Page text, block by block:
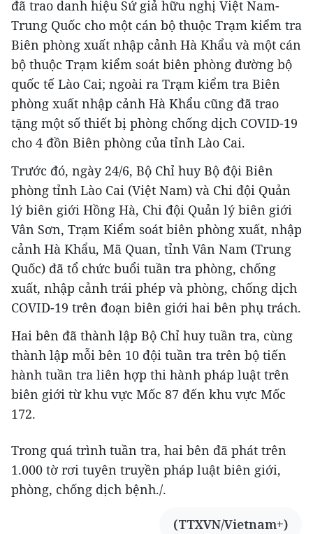
đã trao danh hiệu Sứ giả hữu nghị Việt Nam-
Trung Quốc cho một cán bộ thuộc Trạm kiểm tra
Biên phòng xuất nhập cảnh Hà Khẩu và một cán
bộ thuộc Trạm kiểm soát biên phòng đường bộ
quốc tế Lào Cai; ngoài ra Trạm kiểm tra Biên
phòng xuất nhập cảnh Hà Khẩu cũng đã trao
tặng một số thiết bị phòng chống dịch COVID-19
cho 4 đồn Biên phòng của tỉnh Lào Cai.
Trước đó, ngày 24/6, Bộ Chỉ huy Bộ đội Biên
phòng tỉnh Lào Cai (Việt Nam) và Chi đội Quản
lý biên giới Hồng Hà, Chi đội Quản lý biên giới
Vân Sơn, Trạm Kiểm soát biên phòng xuất, nhập
cảnh Hà Khẩu, Mã Quan, tỉnh Vân Nam (Trung
Quốc) đã tổ chức buổi tuần tra phòng, chống
xuất, nhập cảnh trái phép và phòng, chống dịch
COVID-19 trên đoạn biên giới hai bên phụ trách.
Hai bên đã thành lập Bộ Chỉ huy tuần tra, cùng
thành lập mỗi bên 10 đội tuần tra trên bộ tiến
hành tuần tra liên hợp thi hành pháp luật trên
biên giới từ khu vực Mốc 87 đến khu vực Mốc
172.
Trong quá trình tuần tra, hai bên đã phát trên
1.000 tờ rơi tuyên truyền pháp luật biên giới,
phòng, chống dịch bệnh./.
(TTXVN/Vietnam+)